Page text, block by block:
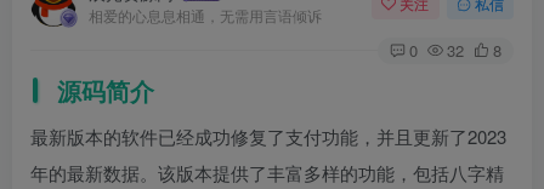
相爱的心息息相通，无需用言语倾诉
0 32 8
源码简介
最新版本的软件已经成功修复了支付功能，并且更新了2023
年的最新数据。该版本提供了丰富多样的功能，包括八字精